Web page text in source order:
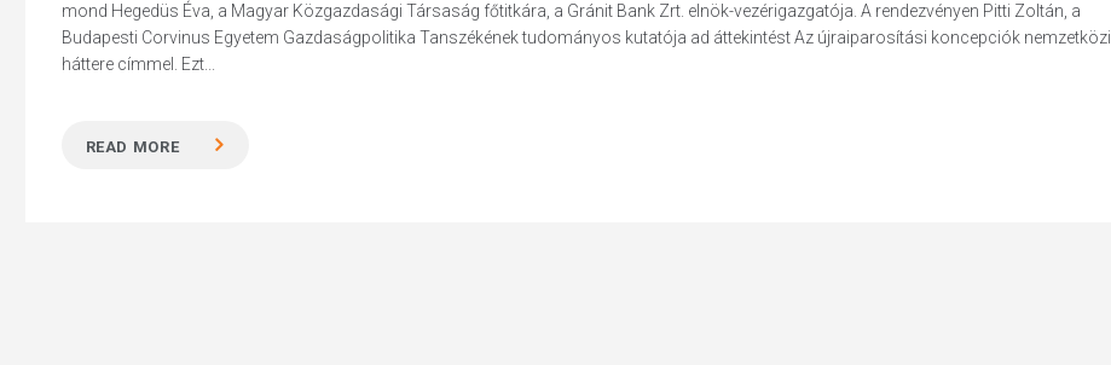
mond Hegedüs Éva, a Magyar Közgazdasági Társaság főtitkára, a Gránit Bank Zrt. elnök-vezérigazgatója. A rendezvényen Pitti Zoltán, a
Budapesti Corvinus Egyetem Gazdaságpolitika Tanszékének tudományos kutatója ad áttekintést Az újraiparosítási koncepciók nemzetközi
háttere címmel. Ezt...
READ MORE